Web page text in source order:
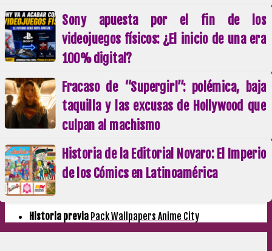
Sony apuesta por el fin de los
videojuegos físicos: ¿El inicio de una era
100% digital?
Fracaso de “Supergirl”: polémica, baja
taquilla y las excusas de Hollywood que
culpan al machismo
Historia de la Editorial Novaro: El Imperio
de los Cómics en Latinoamérica
Historia previa Pack Wallpapers Anime City